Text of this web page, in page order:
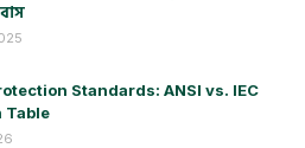
Standards: ANSI vs. IEC
Table